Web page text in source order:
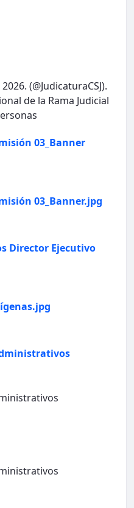
(@JudicaturaCSJ).
de la Rama Judicial
03_Banner
03_Banner.jpg
Director Ejecutivo